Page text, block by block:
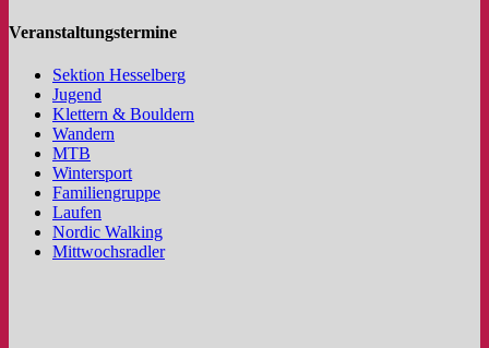
Veranstaltungstermine
Sektion Hesselberg
Jugend
Klettern & Bouldern
Wandern
MTB
Wintersport
Familiengruppe
Laufen
Nordic Walking
Mittwochsradler